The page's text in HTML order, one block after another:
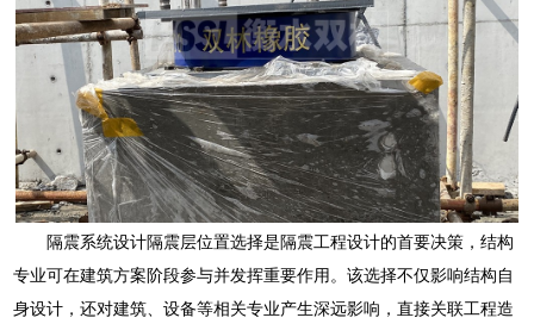
隔震系统设计隔震层位置选择是隔震工程设计的首要决策，结构
专业可在建筑方案阶段参与并发挥重要作用。该选择不仅影响结构自
身设计，还对建筑、设备等相关专业产生深远影响，直接关联工程造